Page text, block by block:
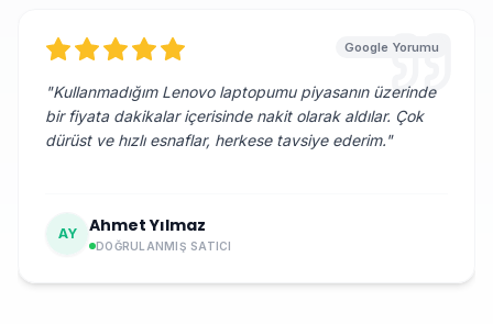
Google Yorumu
"Kullanmadığım Lenovo laptopumu piyasanın üzerinde
bir fiyata dakikalar içerisinde nakit olarak aldılar. Çok
dürüst ve hızlı esnaflar, herkese tavsiye ederim."
AY Ahmet Yılmaz
DOĞRULANMIŞ SATICI